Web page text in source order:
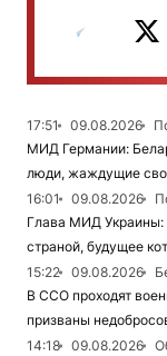
17:51 09.08.2026
МИД Германии:
люди, жаждущие
16:01
09.08.2026
Глава МИД Украины:
страной, будущее
15:22
09.08.2026
В ССО проходят
призваны
14:18
09.08.2026